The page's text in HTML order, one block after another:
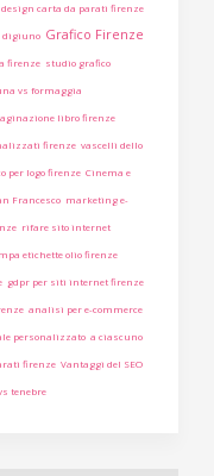
design carta da parati firenze
digiuno Grafico Firenze
firenze studio grafico
vs formaggia
libro firenze
firenze vascelli dello
per logo firenze Cinema e
Francesco marketing e-
rifare sito internet
etichette olio firenze
gdpr per siti internet firenze
analisi per e-commerce
personalizzato a ciascuno
firenze Vantaggi del SEO
tenebre